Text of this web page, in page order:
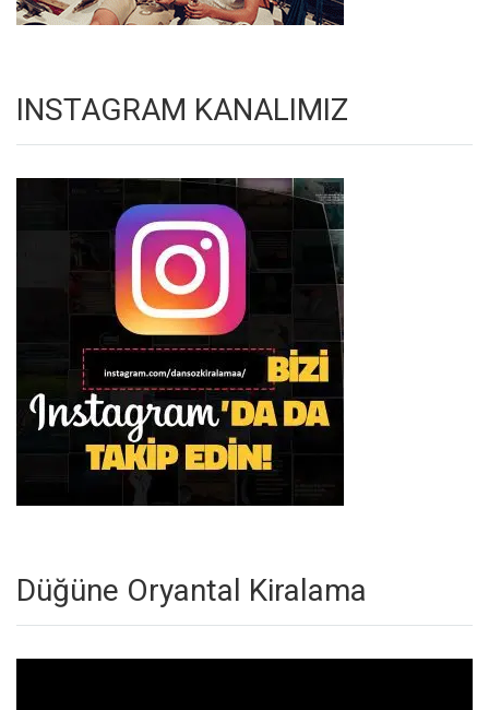
INSTAGRAM KANALIMIZ
Düğüne Oryantal Kiralama